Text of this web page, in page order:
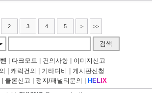
2 3 4 5 > >>
검색
다크모드 건의사항
이미지신고
캐릭건의 기타디비
게시판신청
클론신고 정지/패널티문의 H ELI X